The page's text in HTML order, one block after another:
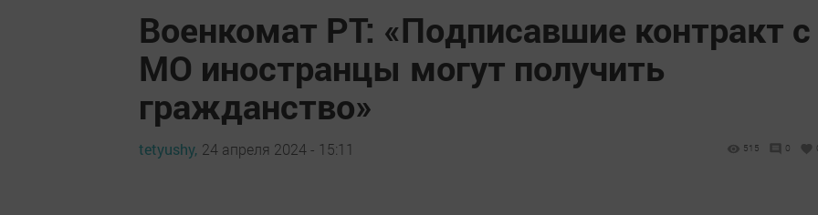
Военкомат РТ: «Подписавшие контракт с
МО иностранцы могут получить
гражданство»
tetyushy, 24 апреля 2024 - 15:11 515 0